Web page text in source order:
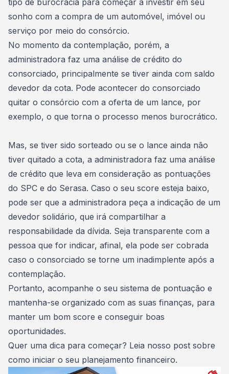
tipo de burocracia para começar a investir em seu
sonho com a compra de um automóvel, imóvel ou
serviço por meio do consórcio.
No momento da contemplação, porém, a
administradora faz uma análise de crédito do
consorciado, principalmente se tiver ainda com saldo
devedor da cota. Pode acontecer do consorciado
quitar o consórcio com a oferta de um lance, por
exemplo, o que torna o processo menos burocrático.
Mas, se tiver sido sorteado ou se o lance ainda não
tiver quitado a cota, a administradora faz uma análise
de crédito que leva em consideração as pontuações
do SPC e do Serasa. Caso o seu score esteja baixo,
pode ser que a administradora peça a indicação de um
devedor solidário, que irá compartilhar a
responsabilidade da dívida. Seja transparente com a
pessoa que for indicar, afinal, ela pode ser cobrada
caso o consorciado se torne um inadimplente após a
contemplação.
Portanto, acompanhe o seu sistema de pontuação e
mantenha-se organizado com as suas finanças, para
manter um bom score e conseguir boas
oportunidades.
Quer uma dica para começar? Leia nosso post sobre
como iniciar o seu planejamento financeiro.